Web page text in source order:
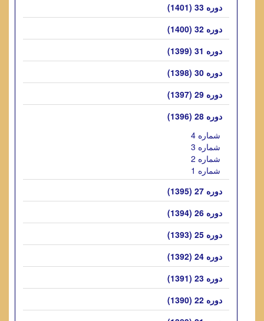
دوره 33 (1401)
دوره 32 (1400)
دوره 31 (1399)
دوره 30 (1398)
دوره 29 (1397)
دوره 28 (1396)
شماره 4
شماره 3
شماره 2
شماره 1
دوره 27 (1395)
دوره 26 (1394)
دوره 25 (1393)
دوره 24 (1392)
دوره 23 (1391)
دوره 22 (1390)